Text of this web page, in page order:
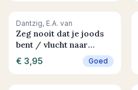
+ In winkelwagen
Dantzig, E.A. van
Zeg nooit dat je joods
bent / vlucht naar
Zwitserland 1942-1944
€ 3,95 Goed